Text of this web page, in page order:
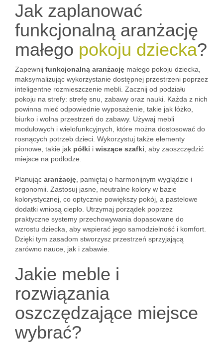
Jak zaplanować
funkcjonalną aranżację
małego pokoju dziecka?
Zapewnij funkcjonalną aranżację małego pokoju dziecka,
maksymalizując wykorzystanie dostępnej przestrzeni poprzez
inteligentne rozmieszczenie mebli. Zacznij od podziału
pokoju na strefy: strefę snu, zabawy oraz nauki. Każda z nich
powinna mieć odpowiednie wyposażenie, takie jak łóżko,
biurko i wolna przestrzeń do zabawy. Używaj mebli
modułowych i wielofunkcyjnych, które można dostosować do
rosnących potrzeb dzieci. Wykorzystuj także elementy
pionowe, takie jak półki i wiszące szafki , aby zaoszczędzić
miejsce na podłodze.
Planując aranżację , pamiętaj o harmonijnym wyglądzie i
ergonomii. Zastosuj jasne, neutralne kolory w bazie
kolorystycznej, co optycznie powiększy pokój, a pastelowe
dodatki wniosą ciepło. Utrzymaj porządek poprzez
praktyczne systemy przechowywania dopasowane do
wzrostu dziecka, aby wspierać jego samodzielność i komfort.
Dzięki tym zasadom stworzysz przestrzeń sprzyjającą
zarówno nauce, jak i zabawie.
Jakie meble i
rozwiązania
oszczędzające miejsce
wybrać?